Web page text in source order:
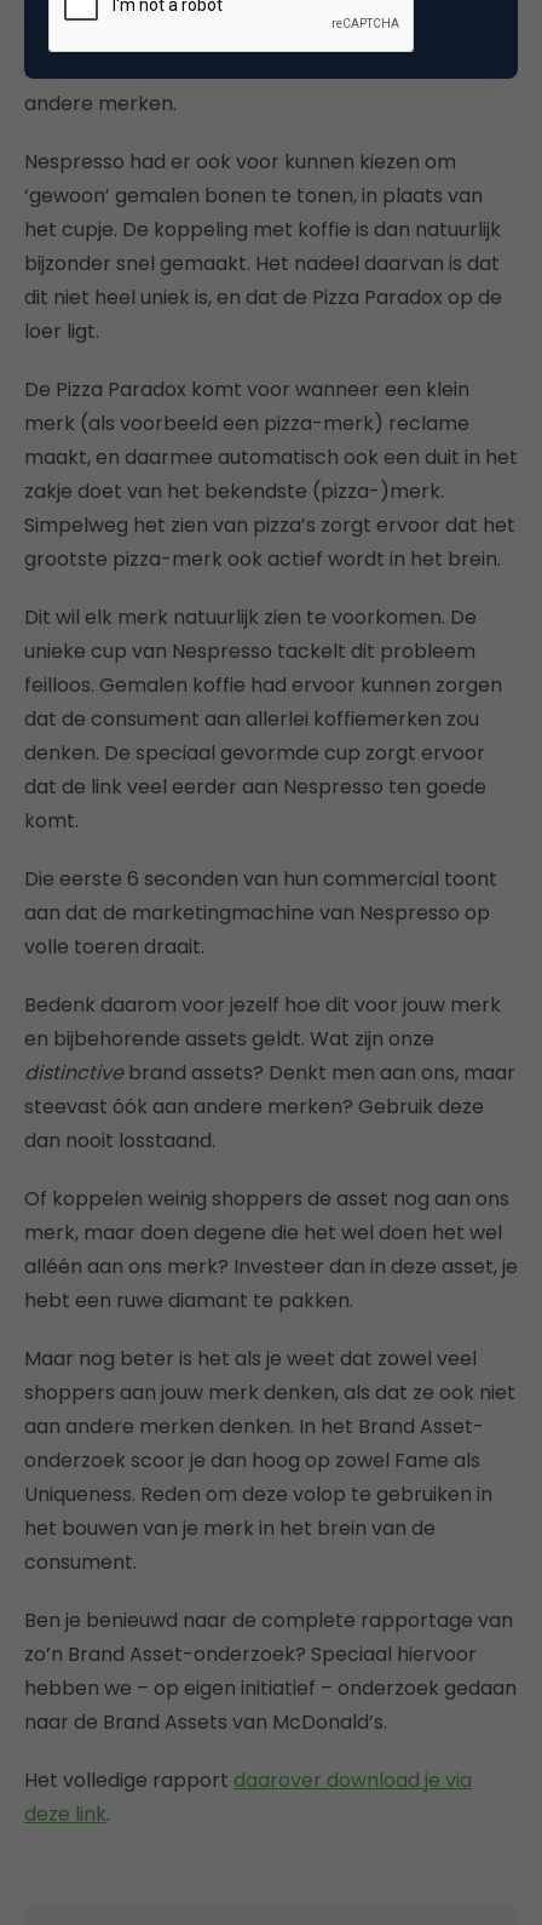
ander merk. Een asset die hoog scoort op uniekheid
hoeft haar herkenbaarheid niet te delen met
andere merken.
Nespresso had er ook voor kunnen kiezen om
‘gewoon’ gemalen bonen te tonen, in plaats van
het cupje. De koppeling met koffie is dan natuurlijk
bijzonder snel gemaakt. Het nadeel daarvan is dat
dit niet heel uniek is, en dat de Pizza Paradox op de
loer ligt.
De Pizza Paradox komt voor wanneer een klein
merk (als voorbeeld een pizza-merk) reclame
maakt, en daarmee automatisch ook een duit in het
zakje doet van het bekendste (pizza-)merk.
Simpelweg het zien van pizza’s zorgt ervoor dat het
grootste pizza-merk ook actief wordt in het brein.
Dit wil elk merk natuurlijk zien te voorkomen. De
unieke cup van Nespresso tackelt dit probleem
feilloos. Gemalen koffie had ervoor kunnen zorgen
dat de consument aan allerlei koffiemerken zou
denken. De speciaal gevormde cup zorgt ervoor
dat de link veel eerder aan Nespresso ten goede
komt.
Die eerste 6 seconden van hun commercial toont
aan dat de marketingmachine van Nespresso op
volle toeren draait.
Bedenk daarom voor jezelf hoe dit voor jouw merk
en bijbehorende assets geldt. Wat zijn onze
distinctivebrand assets? Denkt men aan ons, maar
steevast óók aan andere merken? Gebruik deze
dan nooit losstaand.
Of koppelen weinig shoppers de asset nog aan ons
merk, maar doen degene die het wel doen het wel
alléén aan ons merk? Investeer dan in deze asset, je
hebt een ruwe diamant te pakken.
Maar nog beter is het als je weet dat zowel veel
shoppers aan jouw merk denken, als dat ze ook niet
aan andere merken denken. In het Brand Asset-
onderzoek scoor je dan hoog op zowel Fame als
Uniqueness. Reden om deze volop te gebruiken in
het bouwen van je merk in het brein van de
consument.
Ben je benieuwd naar de complete rapportage van
zo’n Brand Asset-onderzoek? Speciaal hiervoor
hebben we – op eigen initiatief – onderzoek gedaan
naar de Brand Assets van McDonald’s.
Het volledige rapport daarover download je via
deze link.